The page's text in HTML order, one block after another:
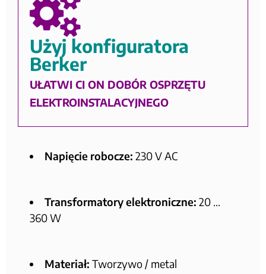
Użyj konfiguratora
Berker
UŁATWI CI ON DOBÓR OSPRZĘTU
ELEKTROINSTALACYJNEGO
Napięcie robocze: 230 V AC
Transformatory elektroniczne: 20 …
360 W
Materiał: Tworzywo / metal